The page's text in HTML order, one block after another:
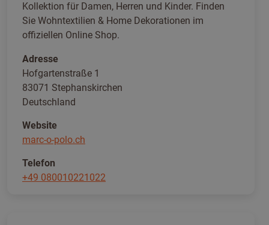
Kollektion für Damen, Herren und Kinder. Finden
Sie Wohntextilien & Home Dekorationen im
offiziellen Online Shop.
Adresse
Hofgartenstraße 1
83071 Stephanskirchen
Deutschland
Website
marc-o-polo.ch
Telefon
+49 080010221022